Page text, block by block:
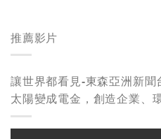
推薦影片
讓世界都看見-東森亞洲新聞
太陽變成電金，創造企業、